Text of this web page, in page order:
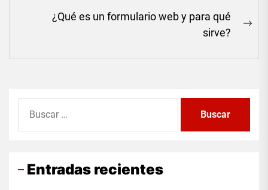
¿Qué es un formulario web y para qué
sirve?
Entradas recientes